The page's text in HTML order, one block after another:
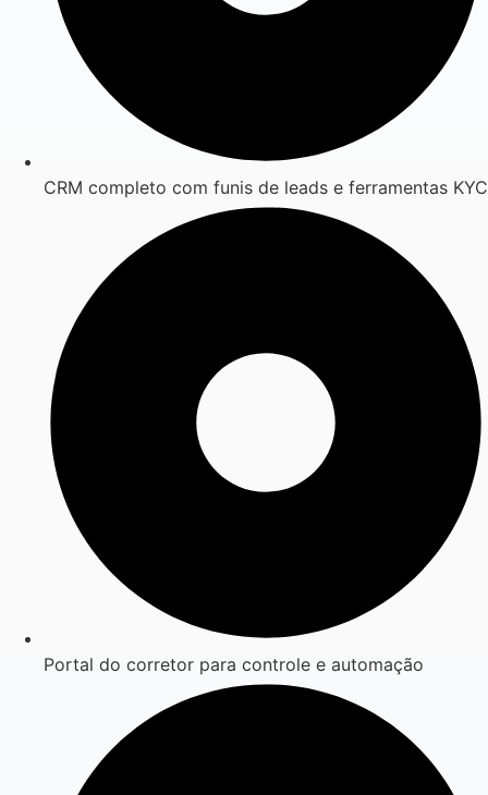
CRM completo com funis de leads e ferramentas KYC
Portal do corretor para controle e automação